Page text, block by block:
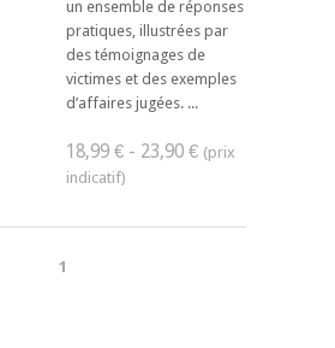
un ensemble de réponses
pratiques, illustrées par
des témoignages de
victimes et des exemples
d’affaires jugées. ...
18,99 € - 23,90 €
1